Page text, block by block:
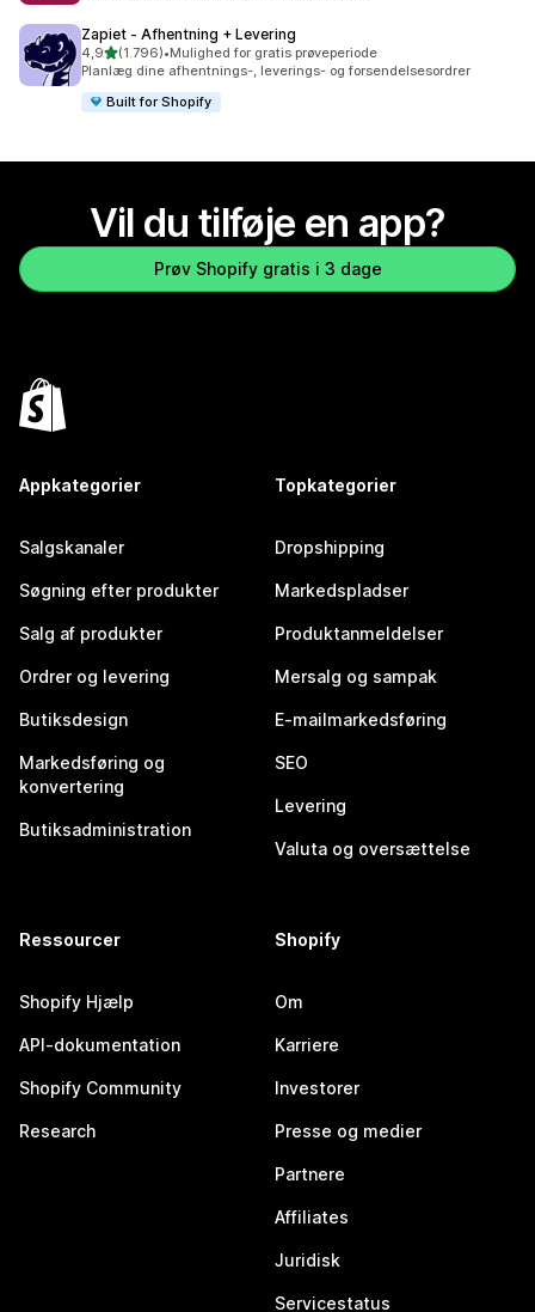
Zapiet ‑ Afhentning + Levering
4,9ud af 5 stjerner
(1.796)
1796 anmeldelser i alt
•Mulighed for gratis prøveperiode
Planlæg dine afhentnings-, leverings- og forsendelsesordrer
Built for Shopify
Vil du tilføje en app?
Prøv Shopify gratis i 3 dage
Appkategorier
Salgskanaler
Søgning efter produkter
Salg af produkter
Ordrer og levering
Butiksdesign
Markedsføring og
konvertering
Butiksadministration
Topkategorier
Dropshipping
Markedspladser
Produktanmeldelser
Mersalg og sampak
E-mailmarkedsføring
SEO
Levering
Valuta og oversættelse
Ressourcer
Shopify Hjælp
API-dokumentation
Shopify Community
Research
Shopify
Om
Karriere
Investorer
Presse og medier
Partnere
Affiliates
Juridisk
Servicestatus